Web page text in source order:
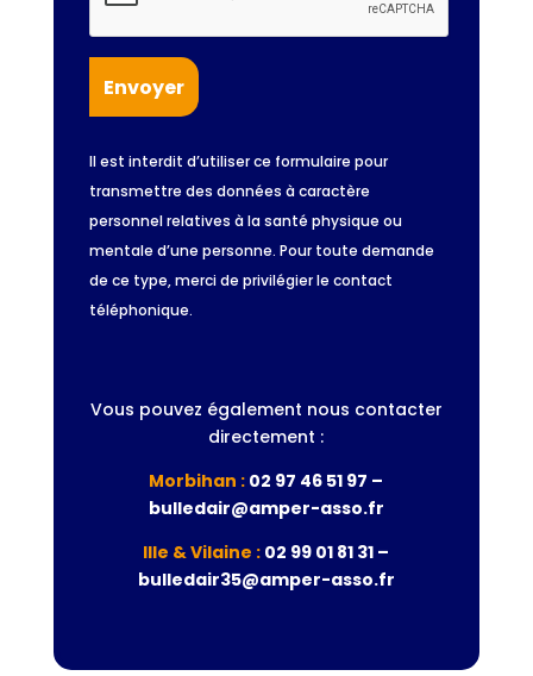
Il est interdit d’utiliser ce formulaire pour
transmettre des données à caractère
personnel relatives à la santé physique ou
mentale d’une personne. Pour toute demande
de ce type, merci de privilégier le contact
téléphonique.
Vous pouvez également nous contacter
directement :
Morbihan : 02 97 46 51 97 –
bulledair@amper-asso.fr
Ille & Vilaine : 02 99 01 81 31 –
bulledair35@amper-asso.fr